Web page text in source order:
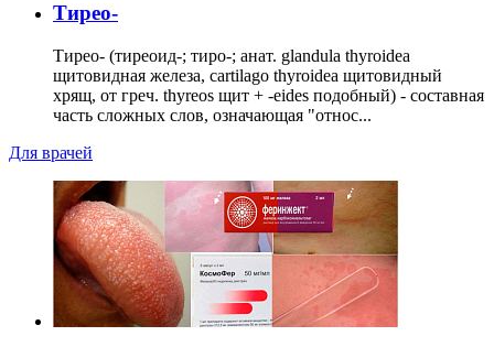
Тирео-
Тирео- (тиреоид-; тиро-; анат. glandula thyroidea
щитовидная железа, cartilago thyroidea щитовидный
хрящ, от греч. thyreos щит + -eides подобный) - составная
часть сложных слов, означающая "относ...
Для врачей